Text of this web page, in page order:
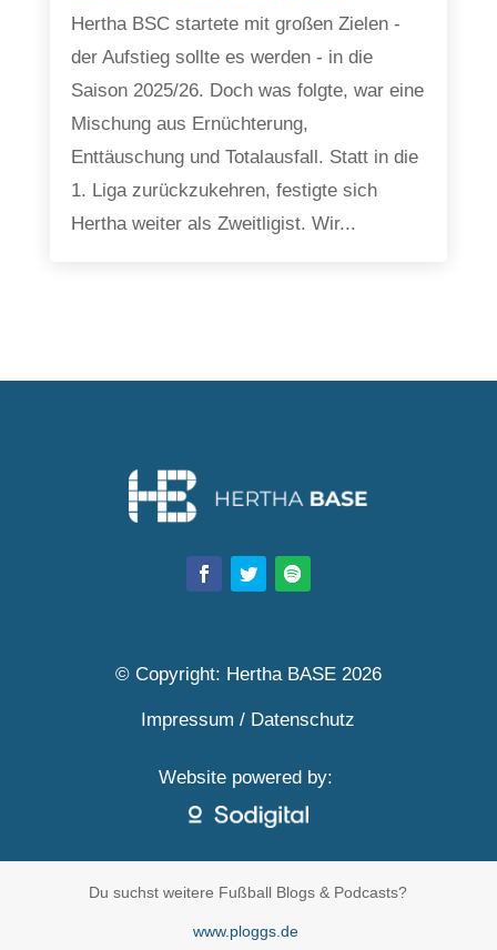
Hertha BSC startete mit großen Zielen -
der Aufstieg sollte es werden - in die
Saison 2025/26. Doch was folgte, war eine
Mischung aus Ernüchterung,
Enttäuschung und Totalausfall. Statt in die
1. Liga zurückzukehren, festigte sich
Hertha weiter als Zweitligist. Wir...
© Copyright: Hertha BASE 2026
Impressum / Datenschutz
Website powered by:
Du suchst weitere Fußball Blogs & Podcasts?
www.ploggs.de